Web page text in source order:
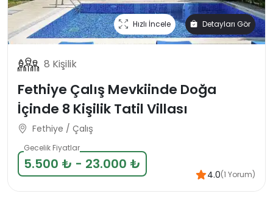
Hızlı İncele Detayları Gör
8 Kişilik
Fethiye Çalış Mevkiinde Doğa
İçinde 8 Kişilik Tatil Villası
Fethiye / Çalış
Gecelik Fiyatlar
5.500 ₺ - 23.000 ₺
4.0(1 Yorum)